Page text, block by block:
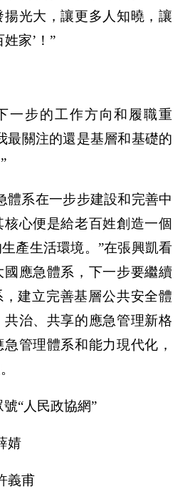
光大，讓更多人知曉，讓
家’！”
一步的工作方向和履職重
最關注的還是基層和基礎的
體系在一步步建設和完善中
心便是給老百姓創造一個
產生活環境。”在張興凱看
應急體系，下一步要繼續
建立完善基層公共安全體
治、共享的應急管理新格
管理體系和能力現代化，
“人民政協網”
婧
義甫